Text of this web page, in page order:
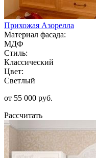
Прихожая Азорелла
Материал фасада:
МДФ
Стиль:
Классический
Цвет:
Светлый
от 55 000 руб.
Рассчитать